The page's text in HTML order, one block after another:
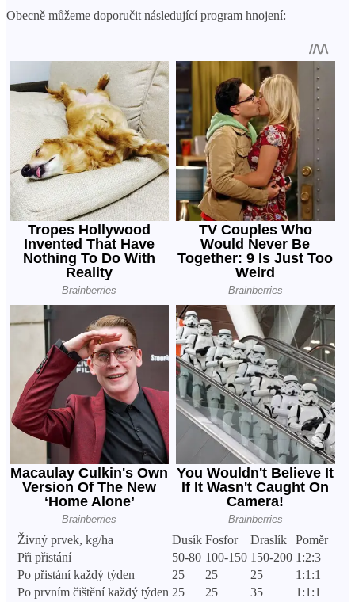
Obecně můžeme doporučit následující program hnojení:
Živný prvek, kg/ha Dusík Fosfor Draslík
Poměr
Při přistání
50-80 100-150 150-200 1:2:3
Po přistání každý týden
25 25 25
1:1:1
Po prvním čištění každý týden 25 25 35 1:1:1